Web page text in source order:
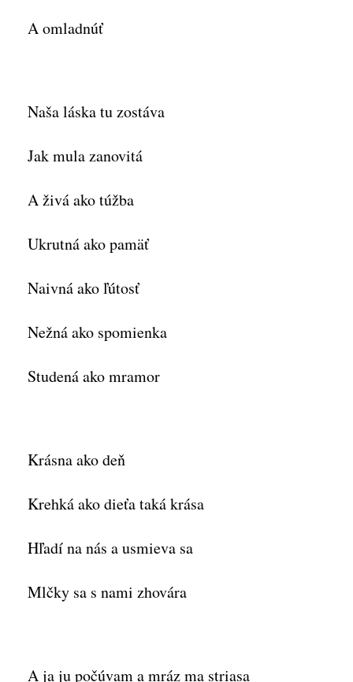
A omladnúť
Naša láska tu zostáva
Jak mula zanovitá
A živá ako túžba
Ukrutná ako pamäť
Naivná ako ľútosť
Nežná ako spomienka
Studená ako mramor
Krásna ako deň
Krehká ako dieťa taká krása
Hľadí na nás a usmieva sa
Mlčky sa s nami zhovára
A ja ju počúvam a mráz ma striasa